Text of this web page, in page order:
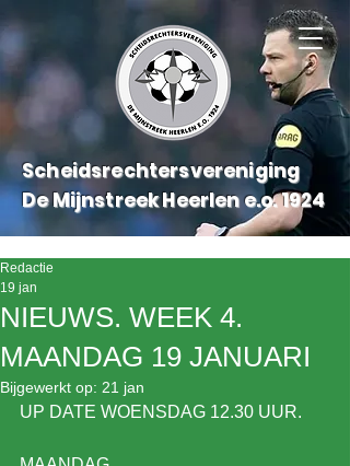
Scheidsrechtersvereniging
De Mijnstreek Heerlen e.o.1924
NIEUWS. WEEK 4.
MAANDAG 19 JANUARI
Redactie
19 jan
Bijgewerkt op: 21 jan
UP DATE WOENSDAG 12.30 UUR.